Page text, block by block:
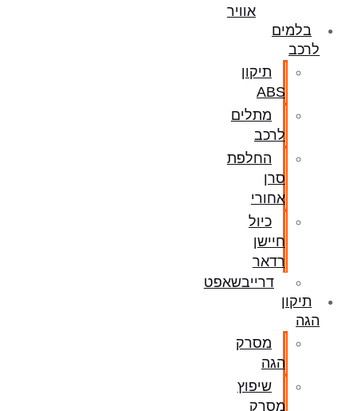
אוויר
בלמים
לרכב
תיקון
ABS
מתלים
לרכב
החלפת
סרן
אחורי
כיול
חיישן
רדאר
דרייבשאפט
תיקון
הגה
מסרק
הגה
שיפוץ
מסרק